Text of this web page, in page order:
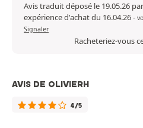
Avis traduit déposé le 19.05.26
expérience d'achat du 16.04.26-
Signaler
Racheteriez-vous
AVIS DE OLIVIERH
4/5